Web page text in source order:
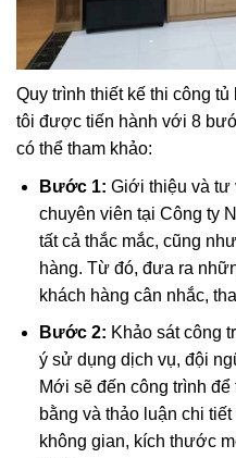
Quy trình thiết kế thi công
tôi được tiến hành với 8
có thể tham khảo:
Bước 1: Giới thiệu và tư
chuyên viên tại Công ty
tất cả thắc mắc, cũng
hàng. Từ đó, đưa ra
khách hàng cân nhắc,
Bước 2: Khảo sát công
ý sử dụng dịch vụ, đội
Mới sẽ đến công trình
bằng và thảo luận chi
không gian, kích thước